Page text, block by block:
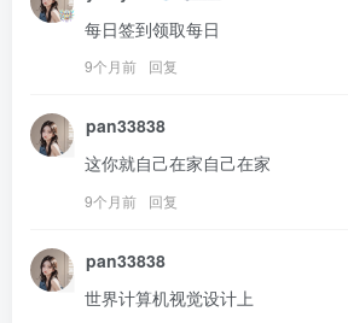
每日签到领取每日
9个月前 回复
pan33838
这你就自己在家自己在家
9个月前 回复
pan33838
世界计算机视觉设计上